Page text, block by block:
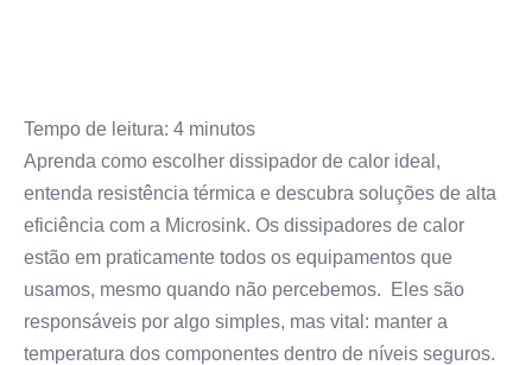
Tempo de leitura: 4 minutos
Aprenda como escolher dissipador de calor ideal,
entenda resistência térmica e descubra soluções de alta
eficiência com a Microsink. Os dissipadores de calor
estão em praticamente todos os equipamentos que
usamos, mesmo quando não percebemos. Eles são
responsáveis por algo simples, mas vital: manter a
temperatura dos componentes dentro de níveis seguros.